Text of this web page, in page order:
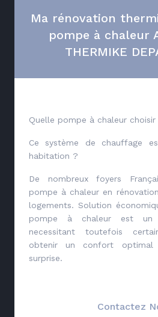
Ma rénovation
pompe à chaleur
THERMIKE
Quelle pompe à chaleur choisir
Ce système de chauffage
habitation ?
De nombreux foyers
pompe à chaleur en
logements. Solution
pompe à chaleur est un
necessitant toutefois
obtenir un confort optimal
surprise.
Contactez